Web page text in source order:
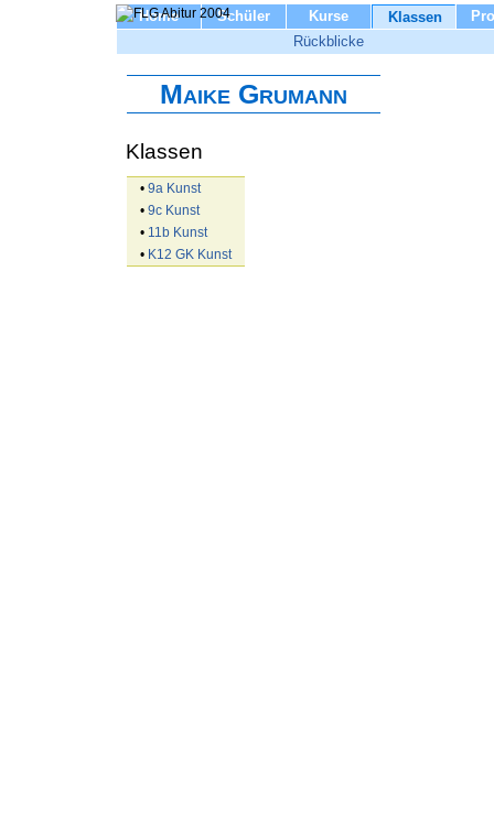
Home Schüler Kurse Klassen
Rückblicke
Maike Grumann
Klassen
• 9a Kunst
• 9c Kunst
• 11b Kunst
• K12 GK Kunst